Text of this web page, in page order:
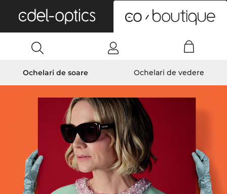
Ochelari de soare Ochelari de vedere